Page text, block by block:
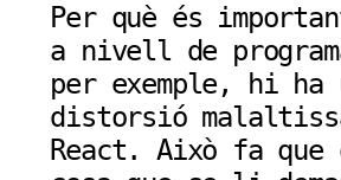
Per què és
a nivell de
per exemple, hi ha
distorsió
React. Això fa que